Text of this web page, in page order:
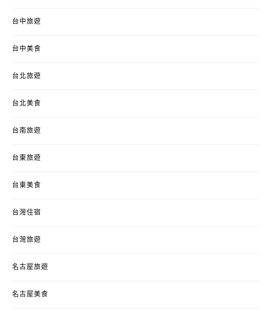
台中旅遊
台中美食
台北旅遊
台北美食
台南旅遊
台東旅遊
台東美食
台灣住宿
台灣旅遊
名古屋旅遊
名古屋美食